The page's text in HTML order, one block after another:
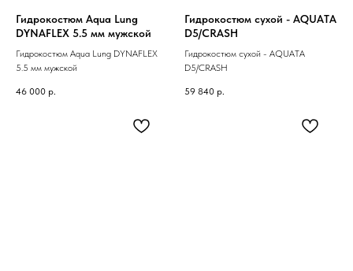
Гидрокостюм Aqua Lung
DYNAFLEX 5.5 мм мужской
Гидрокостюм Aqua Lung DYNAFLEX
5.5 мм мужской
46 000 р.
Гидрокостюм сухой - AQUATA
D5/CRASH
Гидрокостюм сухой - AQUATA
D5/CRASH
59 840 р.